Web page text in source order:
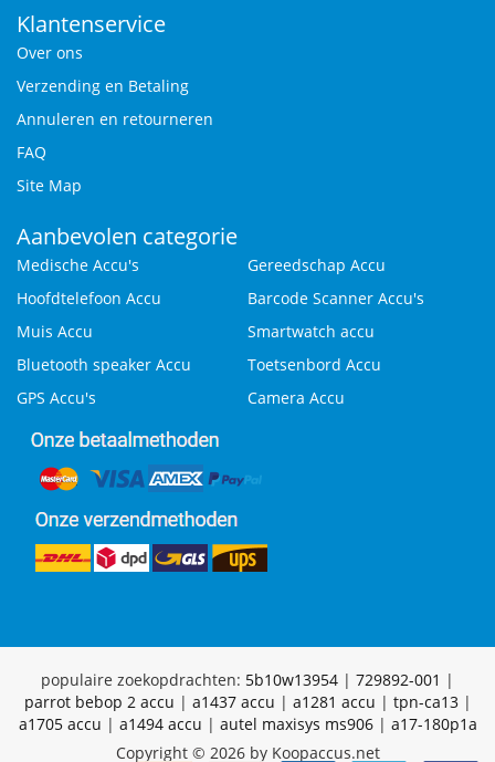
Klantenservice
Over ons
Verzending en Betaling
Annuleren en retourneren
FAQ
Site Map
Aanbevolen categorie
Medische Accu's
Gereedschap Accu
Hoofdtelefoon Accu
Barcode Scanner Accu's
Muis Accu
Smartwatch accu
Bluetooth speaker Accu
Toetsenbord Accu
GPS Accu's
Camera Accu
populaire zoekopdrachten: 5b10w13954 | 729892-001 |
parrot bebop 2 accu | a1437 accu | a1281 accu | tpn-ca13|
a1705 accu | a1494 accu | autel maxisys ms906| a17-180p1a
Copyright © 2026 by Koopaccus.net